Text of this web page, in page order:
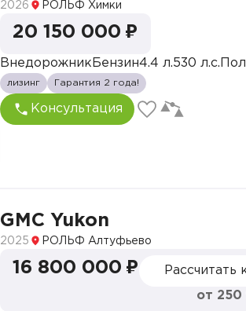
2026 РОЛЬФ Химки
20 150 000 ₽
Внедорожник Бензин4.4 л.530 л.с.
лизинг Гарантия 2 года!
Консультация
GMC Yukon
2025 РОЛЬФ Алтуфьево
16 800 000 ₽ Рассчитать
от 250